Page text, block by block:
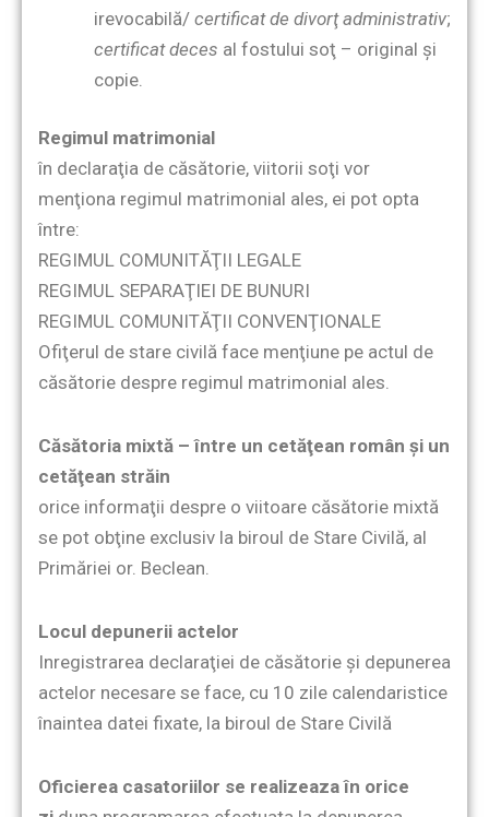
irevocabilă/ certificat de divorţ administrativ;
certificat deces al fostului soţ – original şi
copie.
Regimul matrimonial
în declaraţia de căsătorie, viitorii soţi vor
menţiona regimul matrimonial ales, ei pot opta
între:
REGIMUL COMUNITĂŢII LEGALE
REGIMUL SEPARAŢIEI DE BUNURI
REGIMUL COMUNITĂŢII CONVENŢIONALE
Ofiţerul de stare civilă face menţiune pe actul de
căsătorie despre regimul matrimonial ales.
Căsătoria mixtă – între un cetăţean român şi un
cetăţean străin
orice informaţii despre o viitoare căsătorie mixtă
se pot obţine exclusiv la biroul de Stare Civilă, al
Primăriei or. Beclean.
Locul depunerii actelor
Inregistrarea declaraţiei de căsătorie şi depunerea
actelor necesare se face, cu 10 zile calendaristice
înaintea datei fixate, la biroul de Stare Civilă
Oficierea casatoriilor se realizeaza în orice